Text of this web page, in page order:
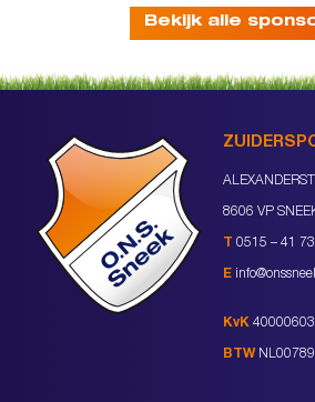
Bekijk alle
8606 VP
T 0515 – 41 73
E
KvK 40000603
BTW